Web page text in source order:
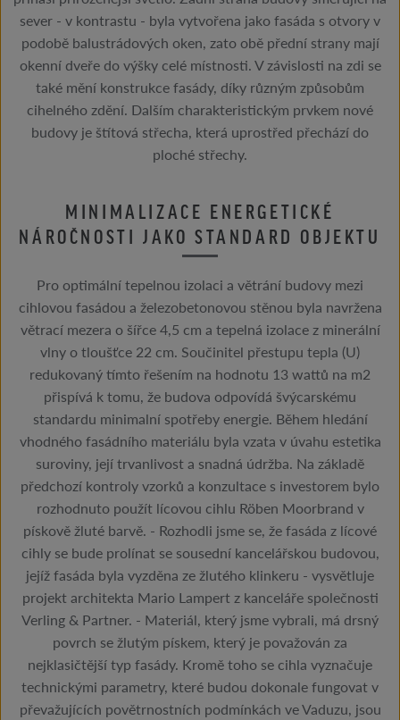
sever - v kontrastu - byla vytvořena jako fasáda s otvory v
podobě balustrádových oken, zato obě přední strany mají
okenní dveře do výšky celé místnosti. V závislosti na zdi se
také mění konstrukce fasády, díky různým způsobům
cihelného zdění. Dalším charakteristickým prvkem nové
budovy je štítová střecha, která uprostřed přechází do
ploché střechy.
MINIMALIZACE ENERGETICKÉ
NÁROČNOSTI JAKO STANDARD OBJEKTU
Pro optimální tepelnou izolaci a větrání budovy mezi
cihlovou fasádou a železobetonovou stěnou byla navržena
větrací mezera o šířce 4,5 cm a tepelná izolace z minerální
vlny o tloušťce 22 cm. Součinitel přestupu tepla (U)
redukovaný tímto řešením na hodnotu 13 wattů na m2
přispívá k tomu, že budova odpovídá švýcarskému
standardu minimalní spotřeby energie. Během hledání
vhodného fasádního materiálu byla vzata v úvahu estetika
suroviny, její trvanlivost a snadná údržba. Na základě
předchozí kontroly vzorků a konzultace s investorem bylo
rozhodnuto použít lícovou cihlu Röben Moorbrand v
pískově žluté barvě. - Rozhodli jsme se, že fasáda z lícové
cihly se bude prolínat se sousední kancelářskou budovou,
jejíž fasáda byla vyzděna ze žlutého klinkeru - vysvětluje
projekt architekta Mario Lampert z kanceláře společnosti
Verling & Partner. - Materiál, který jsme vybrali, má drsný
povrch se žlutým pískem, který je považován za
nejklasičtější typ fasády. Kromě toho se cihla vyznačuje
technickými parametry, které budou dokonale fungovat v
převažujících povětrnostních podmínkách ve Vaduzu, jsou